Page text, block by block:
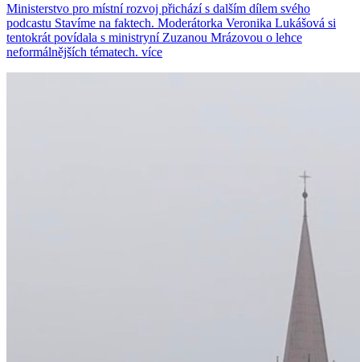
Ministerstvo pro místní rozvoj přichází s dalším dílem svého
podcastu Stavíme na faktech. Moderátorka Veronika Lukášová si
tentokrát povídala s ministryní Zuzanou Mrázovou o lehce
neformálnějších tématech. více